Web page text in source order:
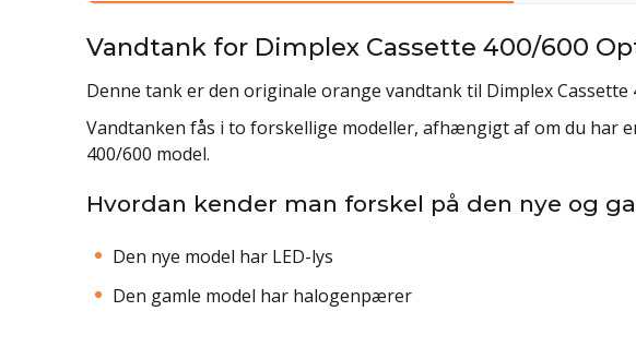
Vandtank for Dimplex Cassette 400/600
Denne tank er den originale orange vandtank til Dimplex Cassette
Vandtanken fås i to forskellige modeller, afhængigt af om du har
400/600 model.
Hvordan kender man forskel på den nye og
Den nye model har LED-lys
Den gamle model har halogenpærer